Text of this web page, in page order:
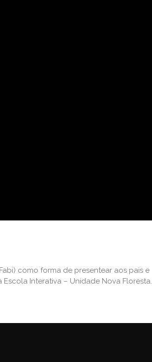
como forma de presentear aos pais e
Interativa – Unidade Nova Floresta.